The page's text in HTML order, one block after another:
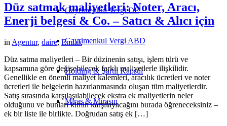
Gayrimenkul Vergi DE
Gayrimenkul Vergi ABD
Holding & Şartlı Kapsül
Miras & Mirasın
Düz satmak maliyetleri: Noter, Aracı,
Enerji belgesi & Co. – Satıcı & Alıcı için
in Agentur, daire, Emlak
Düz satma maliyetleri – Bir düzinenin satışı, işlem türü ve
kapsamına göre değişebilecek farklı maliyetlerle ilişkilidir.
Genellikle en önemli maliyet kalemleri, aracılık ücretleri ve noter
ücretleri ile belgelerin hazırlanmasında oluşan tüm maliyetlerdir.
Satış sırasında karşılaşılabilecek ekstra ek maliyetlerin neler
olduğunu ve bunları kimin karşılayacağını burada öğreneceksiniz –
ek bir liste ile birlikte. Doğrudan satış ek […]